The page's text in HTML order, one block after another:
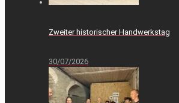
Zweiter historischer Handwerkstag
30/07/2026